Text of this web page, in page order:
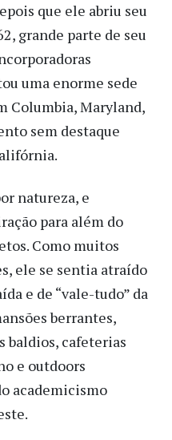
que ele abriu seu
grande parte de seu
uma enorme sede
Columbia, Maryland,
sem destaque
natureza, e
para além do
Como muitos
ele se sentia atraído
e de “vale-tudo” da
berrantes,
baldios, cafeterias
e outdoors
academicismo